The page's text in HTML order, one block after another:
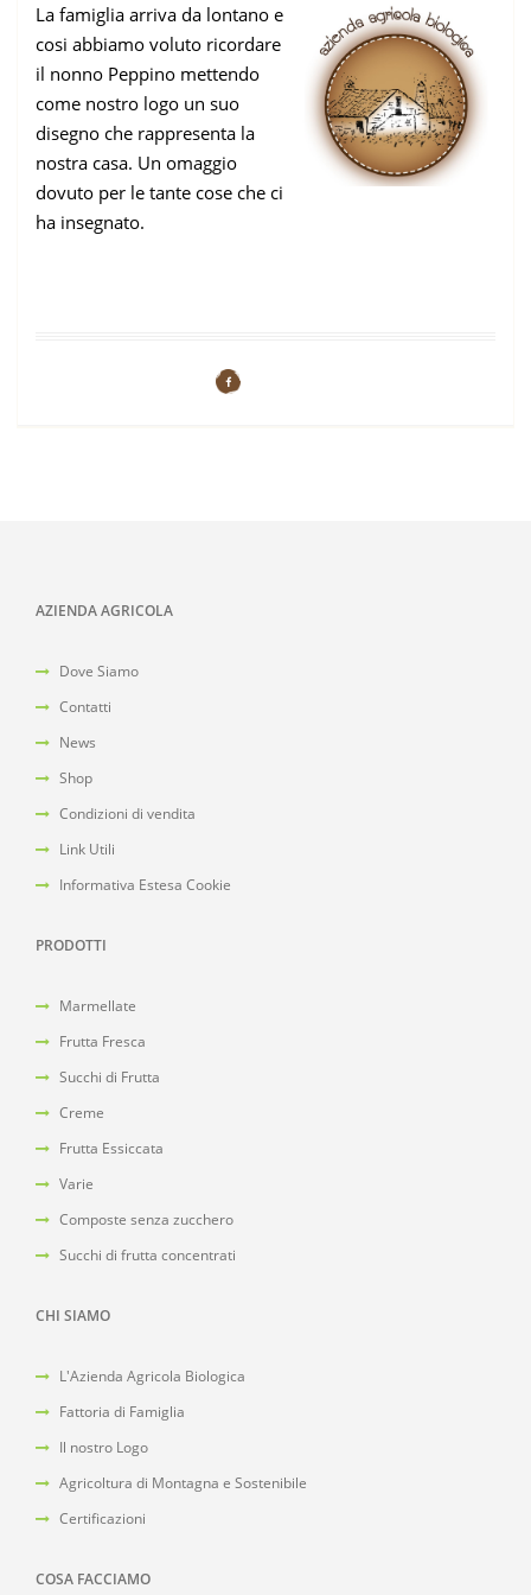
Contatti
La famiglia arriva da lontano e
cosi abbiamo voluto ricordare
il nonno Peppino mettendo
come nostro logo un suo
disegno che rappresenta la
nostra casa. Un omaggio
dovuto per le tante cose che ci
ha insegnato.
AZIENDA AGRICOLA
Dove Siamo
Contatti
News
Shop
Condizioni di vendita
Link Utili
Informativa Estesa Cookie
PRODOTTI
Marmellate
Frutta Fresca
Succhi di Frutta
Creme
Frutta Essiccata
Varie
Composte senza zucchero
Succhi di frutta concentrati
CHI SIAMO
L'Azienda Agricola Biologica
Fattoria di Famiglia
Il nostro Logo
Agricoltura di Montagna e Sostenibile
Certificazioni
COSA FACCIAMO